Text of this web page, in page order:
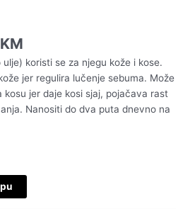
KM
koristi se za njegu kože i kose.
jer regulira lučenje sebuma. Može
kosu jer daje kosi sjaj, pojačava rast
Nanositi do dva puta dnevno na